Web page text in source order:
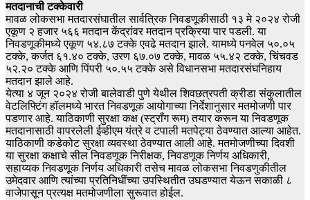
मतदानाची टक्केवारी
मावळ लोकसभा मतदारसंघातील सार्वत्रिक निवडणूकीसाठी १३ मे २०२४ रोजी
एकूण २ हजार ५६६ मतदान केंद्रांवर मतदान प्रक्रिया पार पडली. या
निवडणूकीमध्ये एकूण ५४.८७ टक्के एवढे मतदान झाले. यामध्ये पनवेल ५०.०५
टक्के, कर्जत ६१.४० टक्के, उरण ६७.०७ टक्के, मावळ ५५.४२ टक्के, चिंचवड
५२.२० टक्के आणि पिंपरी ५०.५५ टक्के असे विधानसभा मतदारसंघनिहाय
मतदान झाले आहे.
येत्या ४ जून २०२४ रोजी बालेवाडी पुणे येथील शिवछत्रपती क्रीडा संकुलातील
वेटलिफ्टिंग हॉलमध्ये भारत निवडणूक आयोगाच्या निर्देशानुसार मतमोजणी पार
पडणार आहे. याठिकाणी सुरक्षा कक्ष (स्ट्राँग रूम) तयार करून या निवडणूक
मतदानासाठी वापरलेली ईव्हीएम यंत्रे व टपाली मतपेट्या ठेवण्यात आल्या आहेत.
याठिकाणी कडेकोट सुरक्षा व्यवस्था ठेवण्यात आली आहे. मतमोजणीच्या दिवशी
या सुरक्षा कक्षाचे सील निवडणूक निरीक्षक, निवडणूक निर्णय अधिकारी,
सहाय्यक निवडणूक निर्णय अधिकारी तसेच मावळ लोकसभा निवडणुकीतील
उमेदवार आणि त्यांच्या प्रतिनिधींच्या उपस्थितीत उघडण्यात येऊन सकाळी ८
वाजेपासून प्रत्यक्ष मतमोजणीला सुरूवात होईल.